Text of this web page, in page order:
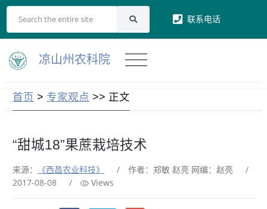
联系电话
凉山州农科院
首页 > 专家观点 >> 正文
“甜城18”果蔗栽培技术
来源： 《西昌农业科技》 / 作者：郑敏 赵亮 网编：赵亮
/
2017-08-08
/ Views